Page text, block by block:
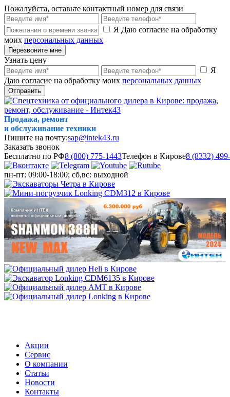
Пожалуйста, оставьте контактный номер для связи
Я Даю согласие на обработку
моих персональных данных
Перезвоните мне
Узнать цену
Я
Даю согласие на обработку моих персональных данных
Отправить
Продажа, ремонт
и обслуживание техники
Пишите на почту:sap@intek43.ru
Заказать звонок
Бесплатно по РФ8 (800) 775-1443Телефон в Кирове8 (8332)
пн-пт: 09:00-18:00; сб,вс: выходной
Акции
Сервис
О компании
Статьи
Новости
Контакты